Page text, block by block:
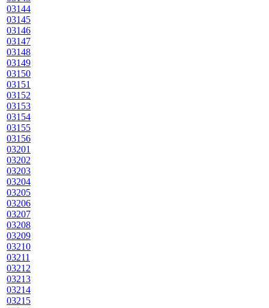
03144
03145
03146
03147
03148
03149
03150
03151
03152
03153
03154
03155
03156
03201
03202
03203
03204
03205
03206
03207
03208
03209
03210
03211
03212
03213
03214
03215